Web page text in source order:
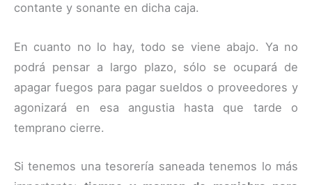
contante y sonante en dicha caja.
En cuanto no lo hay, todo se viene abajo. Ya no
podrá pensar a largo plazo, sólo se ocupará de
apagar fuegos para pagar sueldos o proveedores y
agonizará en esa angustia hasta que tarde o
temprano cierre.
Si tenemos una tesorería saneada tenemos lo más